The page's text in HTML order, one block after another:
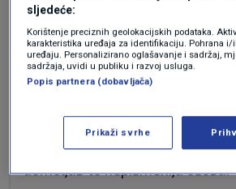
Bole
Može li se javiti neki pismeni
Naime ovo već postaje
domoljub to nepismenija osoba.
sljedeće:
Korištenje preciznih geolokacijskih podataka.
karakteristika uređaja za identifikaciju. Pohrana
uređaju. Personalizirano oglašavanje i sadržaj,
sadržaja, uvidi u publiku i razvoj usluga.
Popis partnera (dobavljača)
Prikaži svrhe